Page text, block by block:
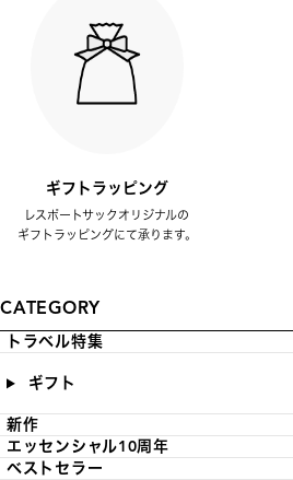
ギフトラッピング
レスポートサックオリジナルの
ギフトラッピングにて承ります。
CATEGORY
トラベル特集
ギフト
新作
エッセンシャル10周年
ベストセラー